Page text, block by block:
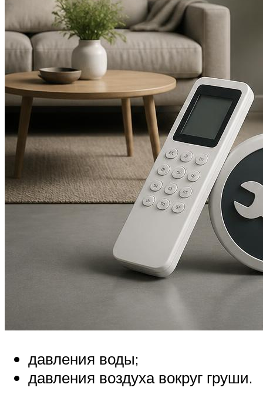
давления воды;
давления воздуха вокруг груши.